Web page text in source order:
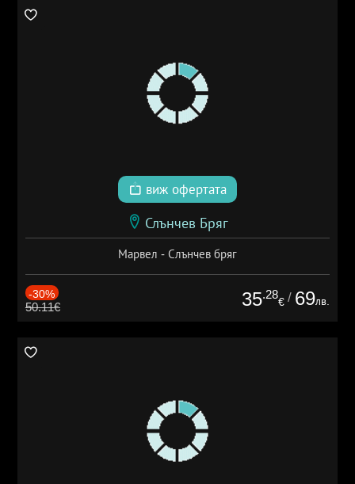
виж офертата
Слънчев Бряг
Марвел - Слънчев бряг
-30%
50.11€ 35.28
€ / 69лв.